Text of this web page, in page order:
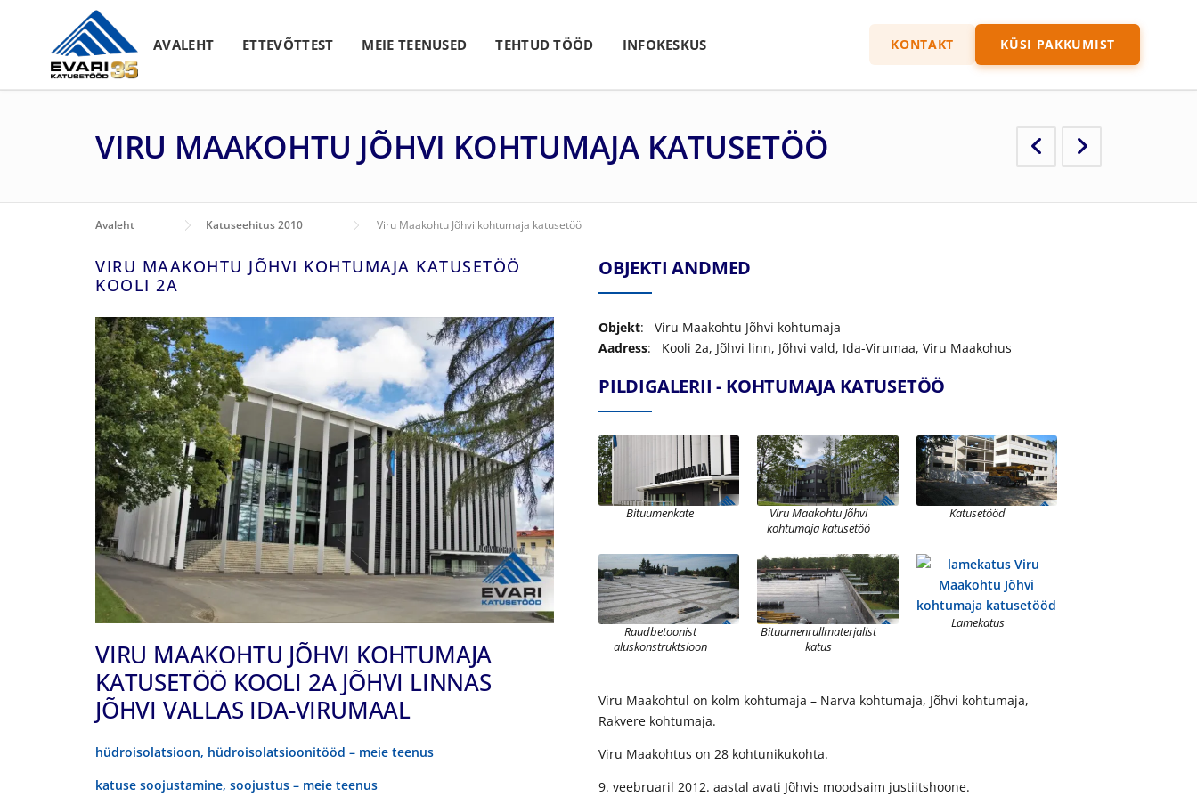
Skip to content
AVALEHT ETTEVÕTTEST MEIE TEENUSED TEHTUD TÖÖD INFOKESKUS KONTAKT KÜSI PAKKUMIST
VIRU MAAKOHTU JÕHVI KOHTUMAJA KATUSETÖÖ
Avaleht Katuseehitus 2010 Viru Maakohtu Jõhvi kohtumaja katusetöö
VIRU MAAKOHTU JÕHVI KOHTUMAJA KATUSETÖÖ
KOOLI 2A
VIRU MAAKOHTU JÕHVI KOHTUMAJA
KATUSETÖÖ KOOLI 2A JÕHVI LINNAS
JÕHVI VALLAS IDA-VIRUMAAL
hüdroisolatsioon, hüdroisolatsioonitööd – meie teenus
katuse soojustamine, soojustus – meie teenus
OBJEKTI ANDMED
Objekt: Viru Maakohtu Jõhvi kohtumaja
Aadress: Kooli 2a, Jõhvi linn, Jõhvi vald, Ida-Virumaa, Viru Maakohus
PILDIGALERII - KOHTUMAJA KATUSETÖÖ
Bituumenkate
Viru Maakohtu Jõhvi
kohtumaja katusetöö
Katusetööd
Raudbetoonist
aluskonstruktsioon
Bituumenrullmaterjalist
katus
Lamekatus
Viru Maakohtul on kolm kohtumaja – Narva kohtumaja, Jõhvi kohtumaja,
Rakvere kohtumaja.
Viru Maakohtus on 28 kohtunikukohta.
9. veebruaril 2012. aastal avati Jõhvis moodsaim justiitshoone.